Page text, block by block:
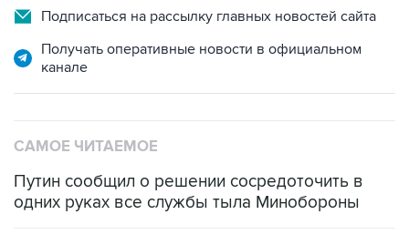
Подписаться на рассылку главных новостей сайта
Получать оперативные новости в официальном
канале
САМОЕ ЧИТАЕМОЕ
Путин сообщил о решении сосредоточить в
одних руках все службы тыла Минобороны